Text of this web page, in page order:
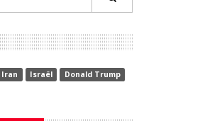
Iran Israël
Donald Trump